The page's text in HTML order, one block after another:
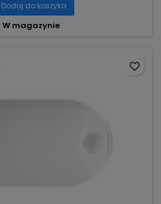
Dodaj do koszyka
W magazynie
favorite_border